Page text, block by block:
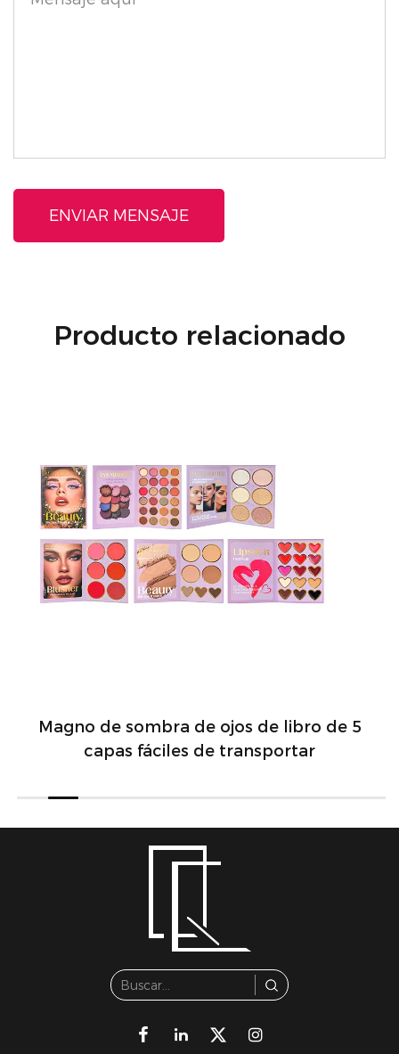
Producto relacionado
Magno de sombra de ojos de libro de 5
capas fáciles de transportar